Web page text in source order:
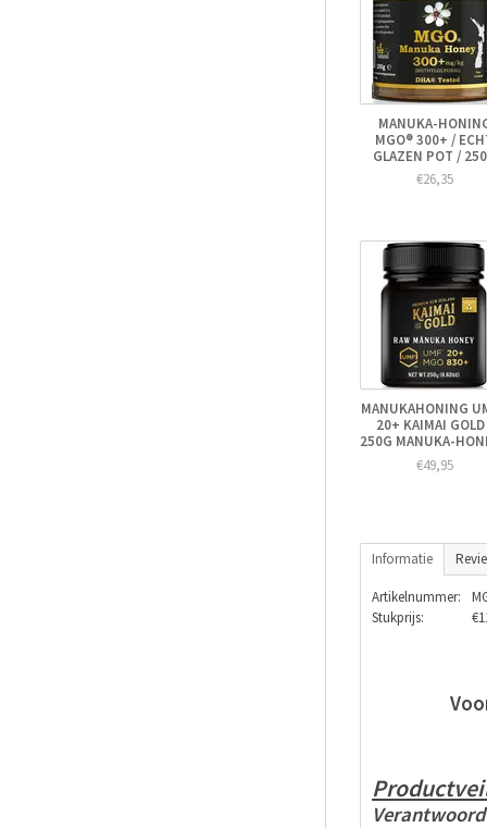
MANUKA-
MGO® 300+ /
GLAZEN POT /
€26,35
MANUKAHONING
20+ KAIMAI
250G MANUKA-
€49,95
Informatie
Artikelnummer:
Stukprijs: